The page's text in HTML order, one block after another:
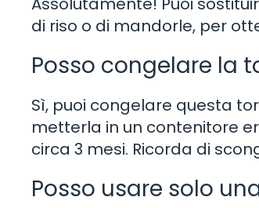
di riso o di mandorle, per
Posso congelare la
Sì, puoi congelare questa
metterla in un contenitore
circa 3 mesi. Ricorda di
Posso usare solo